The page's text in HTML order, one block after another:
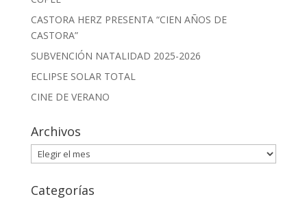
CASTORA HERZ PRESENTA “CIEN AÑOS DE
CASTORA”
SUBVENCIÓN NATALIDAD 2025-2026
ECLIPSE SOLAR TOTAL
CINE DE VERANO
Archivos
Archivos
Categorías